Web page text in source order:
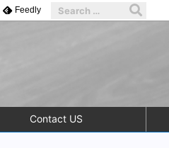
Contact US
Feedly